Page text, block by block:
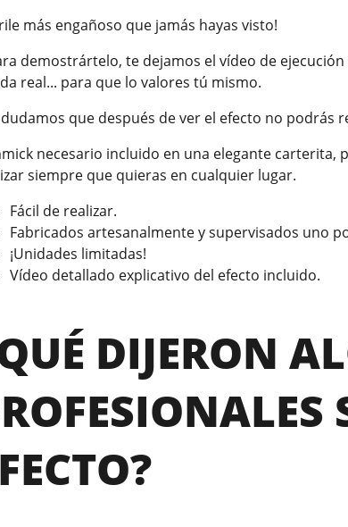
más engañoso que jamás hayas visto!
demostrártelo, te dejamos el vídeo de
real... para que lo valores tú mismo.
dudamos que después de ver el efecto no podrás
necesario incluido en una elegante carterita,
siempre que quieras en cualquier lugar.
Fácil de realizar.
Fabricados artesanalmente y supervisados uno
¡Unidades limitadas!
Vídeo detallado explicativo del efecto incluido.
DIJERON